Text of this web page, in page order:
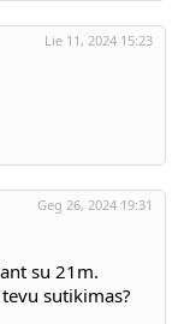
Lie 11, 2024 15:23
Geg 26, 2024 19:31
su 21m.
sutikimas?